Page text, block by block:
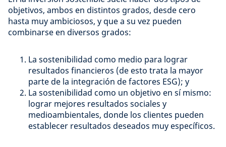
objetivos, ambos en distintos grados, desde cero
hasta muy ambiciosos, y que a su vez pueden
combinarse en diversos grados:
La sostenibilidad como medio para lograr
resultados financieros (de esto trata la mayor
parte de la integración de factores ESG); y
La sostenibilidad como un objetivo en sí mismo:
lograr mejores resultados sociales y
medioambientales, donde los clientes pueden
establecer resultados deseados muy específicos.